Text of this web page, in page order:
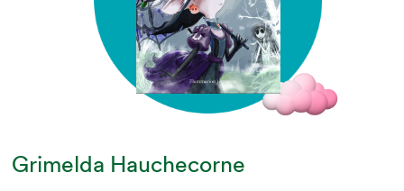
Grimelda Hauchecorne